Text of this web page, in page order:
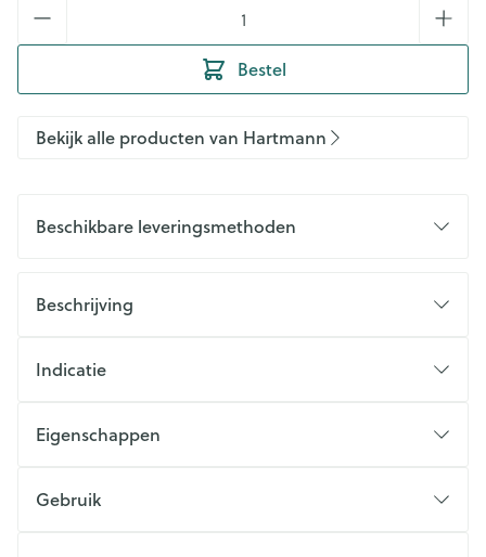
Bestel
Bekijk alle producten van Hartmann
Beschikbare leveringsmethoden
Beschrijving
Indicatie
Eigenschappen
Gebruik